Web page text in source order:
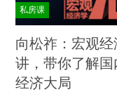
私房课
向松祚：宏观
讲，带你了解
经济大局